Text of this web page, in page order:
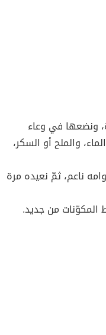
ونضعها في وعاء
والملح أو السكر،
ناعم، ثمّ نعيده مرة
المكوّنات من جديد.